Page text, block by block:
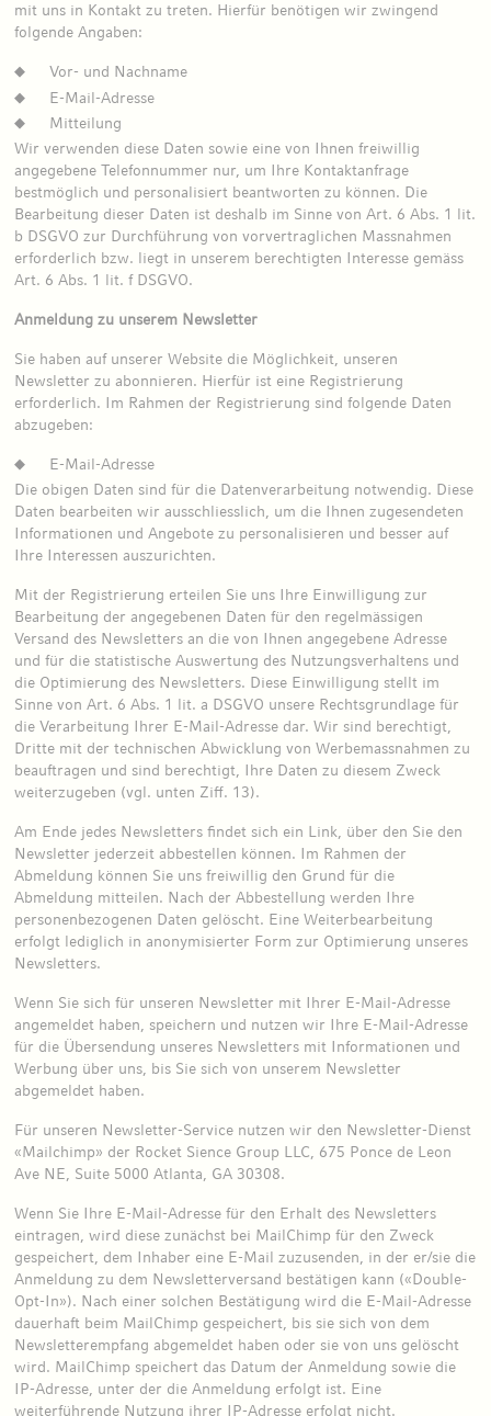
mit uns in Kontakt zu treten. Hierfür benötigen wir zwingend
folgende Angaben:
Vor- und Nachname
E-Mail-Adresse
Mitteilung
Wir verwenden diese Daten sowie eine von Ihnen freiwillig
angegebene Telefonnummer nur, um Ihre Kontaktanfrage
bestmöglich und personalisiert beantworten zu können. Die
Bearbeitung dieser Daten ist deshalb im Sinne von Art. 6 Abs. 1 lit.
b DSGVO zur Durchführung von vorvertraglichen Massnahmen
erforderlich bzw. liegt in unserem berechtigten Interesse gemäss
Art. 6 Abs. 1 lit. f DSGVO.
Anmeldung zu unserem Newsletter
Sie haben auf unserer Website die Möglichkeit, unseren
Newsletter zu abonnieren. Hierfür ist eine Registrierung
erforderlich. Im Rahmen der Registrierung sind folgende Daten
abzugeben:
E-Mail-Adresse
Die obigen Daten sind für die Datenverarbeitung notwendig. Diese
Daten bearbeiten wir ausschliesslich, um die Ihnen zugesendeten
Informationen und Angebote zu personalisieren und besser auf
Ihre Interessen auszurichten.
Mit der Registrierung erteilen Sie uns Ihre Einwilligung zur
Bearbeitung der angegebenen Daten für den regelmässigen
Versand des Newsletters an die von Ihnen angegebene Adresse
und für die statistische Auswertung des Nutzungsverhaltens und
die Optimierung des Newsletters. Diese Einwilligung stellt im
Sinne von Art. 6 Abs. 1 lit. a DSGVO unsere Rechtsgrundlage für
die Verarbeitung Ihrer E-Mail-Adresse dar. Wir sind berechtigt,
Dritte mit der technischen Abwicklung von Werbemassnahmen zu
beauftragen und sind berechtigt, Ihre Daten zu diesem Zweck
weiterzugeben (vgl. unten Ziff. 13).
Am Ende jedes Newsletters findet sich ein Link, über den Sie den
Newsletter jederzeit abbestellen können. Im Rahmen der
Abmeldung können Sie uns freiwillig den Grund für die
Abmeldung mitteilen. Nach der Abbestellung werden Ihre
personenbezogenen Daten gelöscht. Eine Weiterbearbeitung
erfolgt lediglich in anonymisierter Form zur Optimierung unseres
Newsletters.
Wenn Sie sich für unseren Newsletter mit Ihrer E-Mail-Adresse
angemeldet haben, speichern und nutzen wir Ihre E-Mail-Adresse
für die Übersendung unseres Newsletters mit Informationen und
Werbung über uns, bis Sie sich von unserem Newsletter
abgemeldet haben.
Für unseren Newsletter-Service nutzen wir den Newsletter-Dienst
«Mailchimp» der Rocket Sience Group LLC, 675 Ponce de Leon
Ave NE, Suite 5000 Atlanta, GA 30308.
Wenn Sie Ihre E-Mail-Adresse für den Erhalt des Newsletters
eintragen, wird diese zunächst bei MailChimp für den Zweck
gespeichert, dem Inhaber eine E-Mail zuzusenden, in der er/sie die
Anmeldung zu dem Newsletterversand bestätigen kann («Double-
Opt-In»). Nach einer solchen Bestätigung wird die E-Mail-Adresse
dauerhaft beim MailChimp gespeichert, bis sie sich von dem
Newsletterempfang abgemeldet haben oder sie von uns gelöscht
wird. MailChimp speichert das Datum der Anmeldung sowie die
IP-Adresse, unter der die Anmeldung erfolgt ist. Eine
weiterführende Nutzung ihrer IP-Adresse erfolgt nicht.